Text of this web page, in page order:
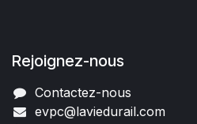
Rejoignez-nous
Contactez-nous
evpc@laviedurail.com